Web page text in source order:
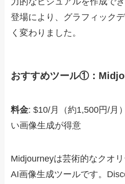
登場により、グラフィック
く変わりました。
おすすめツール①：
料金: $10/月（約1,500円/月
い画像生成が得意
Midjourneyは芸術的なクオ
AI画像生成ツールです。